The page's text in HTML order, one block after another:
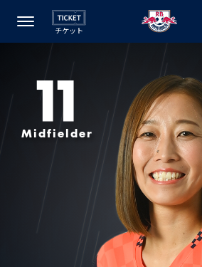
チケット
11
Midfielder